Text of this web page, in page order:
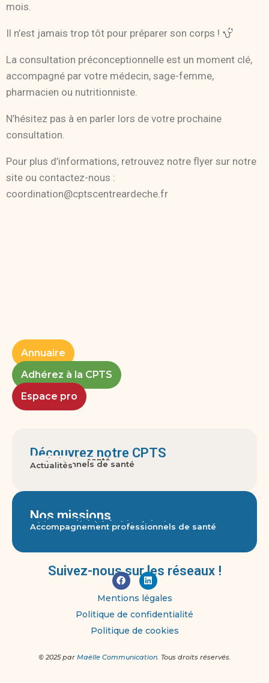
mois.
Il n’est jamais trop tôt pour préparer son corps !
La consultation préconceptionnelle est un moment clé,
accompagné par votre médecin, sage-femme,
pharmacien ou nutritionniste.
N’hésitez pas à en parler lors de votre prochaine
consultation.
Pour plus d’informations, retrouvez notre flyer sur notre
site ou contactez-nous :
coordination@cptscentreardeche.fr
Annuaire
Adhérez à la CPTS
Espace pro
Découvrez notre CPTS
A propos
Territoire de santé
Gouvernance
Usagers
Professionnels de santé
Actualités
Nos missions
Accès aux soins
Parcours pluri-professionnels
Actions territoriales de prévention
Réponse aux crises sanitaires graves
Accompagnement professionnels de santé
Suivez-nous sur les réseaux !
Mentions légales
Politique de confidentialité
Politique de cookies
© 2025 par Maëlle Communication. Tous droits réservés.